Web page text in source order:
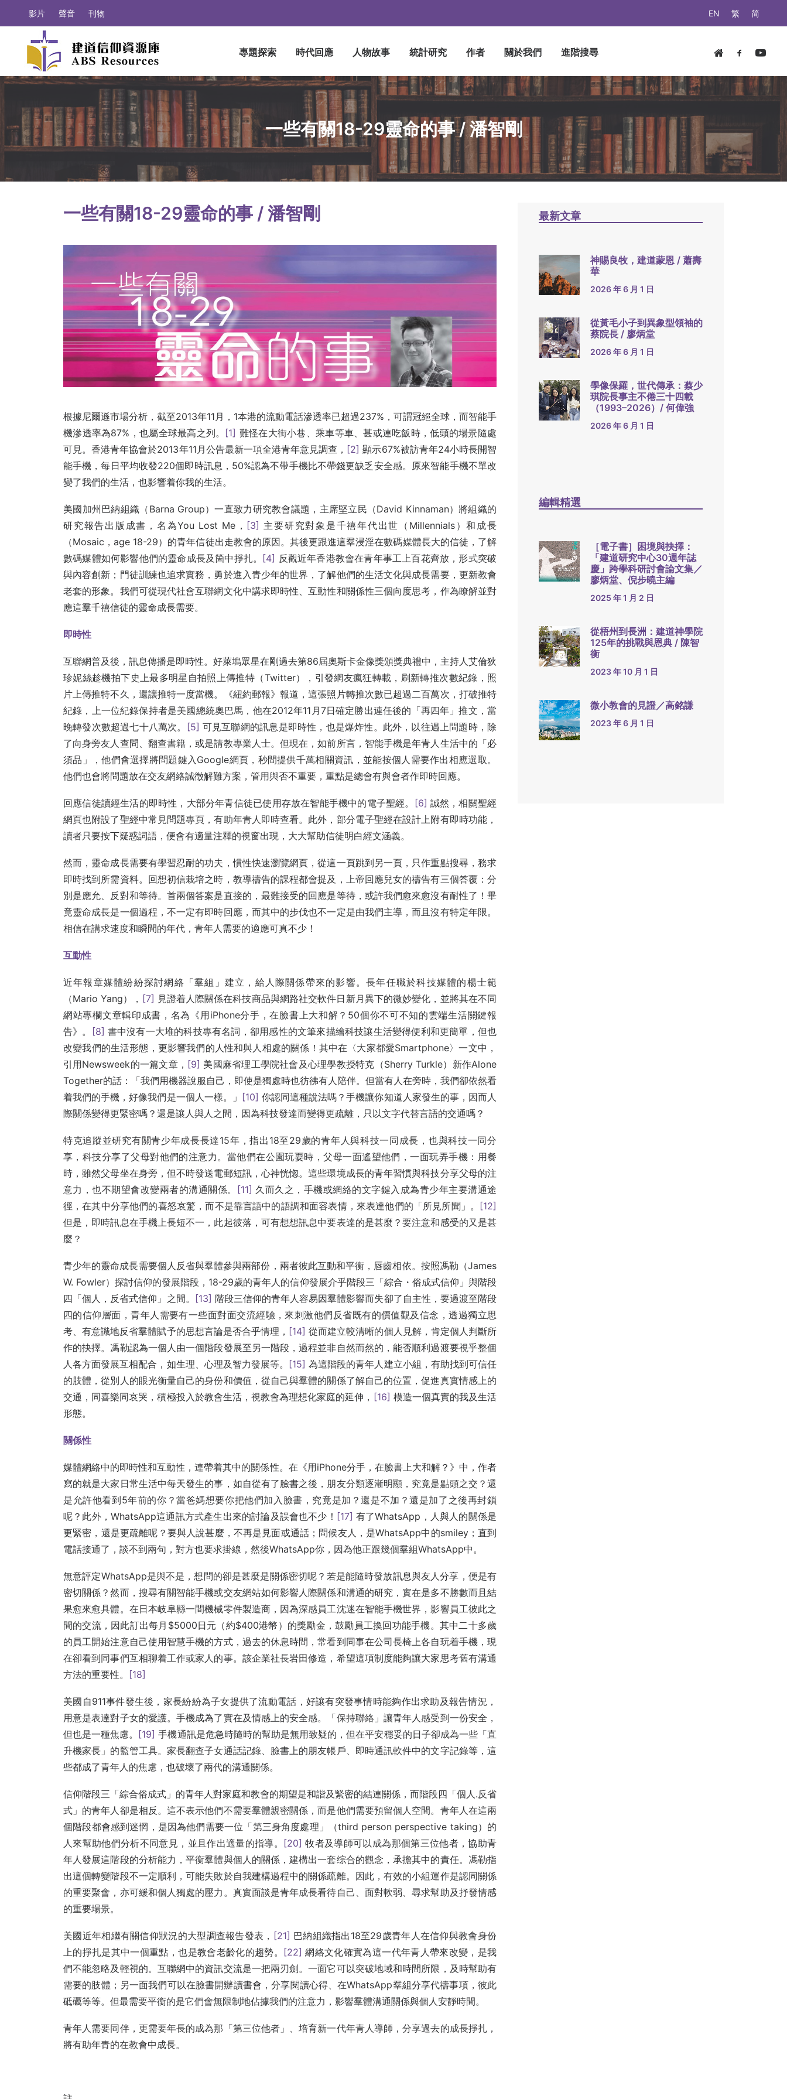
EN 繁 简
影片 聲音 刊物
專題探索 時代回應 人物故事 統計研究 作者 關於我們 進階搜尋
一些有關18-29靈命的事 / 潘智剛
一些有關18-29靈命的事 / 潘智剛
根據尼爾遜市場分析，截至2013年11月，1本港的流動電話滲透率已超過237%，可謂冠絕全球，而智能手
機滲透率為87%，也屬全球最高之列。
[1] 難怪在大街小巷、乘車等車、甚或連吃飯時，低頭的場景隨處
可見。香港青年協會於2013年11月公告最新一項全港青年意見調查， [2] 顯示67%被訪青年24小時長開智
能手機，每日平均收發220個即時訊息，50%認為不帶手機比不帶錢更缺乏安全感。原來智能手機不單改
變了我們的生活，也影響着你我的生活。
美國加州巴納組織（Barna Group）一直致力研究教會議題，主席堅立民（David Kinnaman）將組織的
研究報告出版成書，名為You Lost Me， [3] 主要研究對象是千禧年代出世（Millennials）和成長
（Mosaic，age 18-29）的青年信徒出走教會的原因。其後更跟進這羣浸淫在數碼媒體長大的信徒，了解
數碼媒體如何影響他們的靈命成長及箇中掙扎。
[4] 反觀近年香港教會在青年事工上百花齊放，形式突破
與內容創新；門徒訓練也追求實務，勇於進入青少年的世界，了解他們的生活文化與成長需要，更新教會
老套的形象。我們可從現代社會互聯網文化中講求即時性、互動性和關係性三個向度思考，作為瞭解並對
應這羣千禧信徒的靈命成長需要。
即時性
互聯網普及後，訊息傳播是即時性。好萊塢眾星在剛過去第86屆奧斯卡金像獎頒獎典禮中，主持人艾倫狄
珍妮絲趁機拍下史上最多明星自拍照上傳推特（Twitter），引發網友瘋狂轉載，刷新轉推次數紀錄，照
片上傳推特不久，還讓推特一度當機。《紐約郵報》報道，這張照片轉推次數已超過二百萬次，打破推特
紀錄，上一位紀錄保持者是美國總統奧巴馬，他在2012年11月7日確定勝出連任後的「再四年」推文，當
晚轉發次數超過七十八萬次。
[5] 可見互聯網的訊息是即時性，也是爆炸性。此外，以往遇上問題時，除
了向身旁友人查問、翻查書籍，或是請教專業人士。但現在，如前所言，智能手機是年青人生活中的「必
須品」，他們會選擇將問題鍵入Google網頁，秒間提供千萬相關資訊，並能按個人需要作出相應選取。
他們也會將問題放在交友網絡誠徵解難方案，管用與否不重要，重點是總會有與會者作即時回應。
回應信徒讀經生活的即時性，大部分年青信徒已使用存放在智能手機中的電子聖經。 [6] 誠然，相關聖經
網頁也附設了聖經中常見問題專頁，有助年青人即時查看。此外，部分電子聖經在設計上附有即時功能，
讀者只要按下疑惑詞語，便會有適量注釋的視窗出現，大大幫助信徒明白經文涵義。
然而，靈命成長需要有學習忍耐的功夫，慣性快速瀏覽網頁，從這一頁跳到另一頁，只作重點搜尋，務求
即時找到所需資料。回想初信栽培之時，教導禱告的課程都會提及，上帝回應兒女的禱告有三個答覆：分
別是應允、反對和等待。首兩個答案是直接的，最難接受的回應是等待，或許我們愈來愈沒有耐性了！畢
竟靈命成長是一個過程，不一定有即時回應，而其中的步伐也不一定是由我們主導，而且沒有特定年限。
相信在講求速度和瞬間的年代，青年人需要的適應可真不少！
互動性
近年報章媒體紛紛探討網絡「羣組」建立，給人際關係帶來的影響。長年任職於科技媒體的楊士範
（Mario Yang）， [7] 見證着人際關係在科技商品與網路社交軟件日新月異下的微妙變化，並將其在不同
網站專欄文章輯印成書，名為《用iPhone分手，在臉書上大和解？50個你不可不知的雲端生活關鍵報
告》。
[8] 書中沒有一大堆的科技專有名詞，卻用感性的文筆來描繪科技讓生活變得便利和更簡單，但也
改變我們的生活形態，更影響我們的人性和與人相處的關係！其中在〈大家都愛Smartphone〉一文中，
引用Newsweek的一篇文章， [9] 美國麻省理工學院社會及心理學教授特克（Sherry Turkle）新作Alone
Together的話：「我們用機器說服自己，即使是獨處時也彷彿有人陪伴。但當有人在旁時，我們卻依然看
着我們的手機，好像我們是一個人一樣。」 [10] 你認同這種說法嗎？手機讓你知道人家發生的事，因而人
際關係變得更緊密嗎？還是讓人與人之間，因為科技發達而變得更疏離，只以文字代替言語的交通嗎？
特克追蹤並研究有關青少年成長長達15年，指出18至29歲的青年人與科技一同成長，也與科技一同分
享，科技分享了父母對他們的注意力。當他們在公園玩耍時，父母一面遙望他們，一面玩弄手機：用餐
時，雖然父母坐在身旁，但不時發送電郵短訊，心神恍惚。這些環境成長的青年習慣與科技分享父母的注
意力，也不期望會改變兩者的溝通關係。
[11] 久而久之，手機或網絡的文字鍵入成為青少年主要溝通途
徑，在其中分享他們的喜怒哀驚，而不是靠言語中的語調和面容表情，來表達他們的「所見所聞」。
[12]
但是，即時訊息在手機上長短不一，此起彼落，可有想想訊息中要表達的是甚麼？要注意和感受的又是甚
麼？
青少年的靈命成長需要個人反省與羣體參與兩部份，兩者彼此互動和平衡，唇齒相依。按照馮勒（James
W. Fowler）探討信仰的發展階段，18-29歲的青年人的信仰發展介乎階段三「綜合・俗成式信仰」與階段
四「個人，反省式信仰」之間。
[13] 階段三信仰的青年人容易因羣體影響而失卻了自主性，要過渡至階段
四的信仰層面，青年人需要有一些面對面交流經驗，來刺激他們反省既有的價值觀及信念，透過獨立思
考、有意識地反省羣體賦予的思想言論是否合乎情理， [14] 從而建立較清晰的個人見解，肯定個人判斷所
作的抉擇。馮勒認為一個人由一個階段發展至另一階段，過程並非自然而然的，能否順利過渡要視乎整個
人各方面發展互相配合，如生理、心理及智力發展等。
[15] 為這階段的青年人建立小組，有助找到可信任
的肢體，從別人的眼光衡量自己的身份和價值，從自己與羣體的關係了解自己的位置，促進真實情感上的
交通，同喜樂同哀哭，積極投入於教會生活，視教會為理想化家庭的延伸， [16] 模造一個真實的我及生活
形態。
關係性
媒體網絡中的即時性和互動性，連帶着其中的關係性。在《用iPhone分手，在臉書上大和解？》中，作者
寫的就是大家日常生活中每天發生的事，如自從有了臉書之後，朋友分類逐漸明顯，究竟是點頭之交？還
是允許他看到5年前的你？當爸媽想要你把他們加入臉書，究竟是加？還是不加？還是加了之後再封鎖
呢？此外，WhatsApp這通訊方式產生出來的討論及誤會也不少！ [17] 有了WhatsApp，人與人的關係是
更緊密，還是更疏離呢？要與人說甚麼，不再是見面或通話；問候友人，是WhatsApp中的smiley；直到
電話接通了，談不到兩句，對方也要求掛線，然後WhatsApp你，因為他正跟幾個羣組WhatsApp中。
無意評定WhatsApp是與不是，想問的卻是甚麼是關係密切呢？若是能隨時發放訊息與友人分享，便是有
密切關係？然而，搜尋有關智能手機或交友網站如何影響人際關係和溝通的研究，實在是多不勝數而且結
果愈來愈具體。在日本岐阜縣一間機械零件製造商，因為深感員工沈迷在智能手機世界，影響員工彼此之
間的交流，因此訂出每月$5000日元（約$400港幣）的獎勵金，鼓勵員工換回功能手機。其中二十多歲
的員工開始注意自己使用智慧手機的方式，過去的休息時間，常看到同事在公司長椅上各自玩着手機，現
在卻看到同事們互相聊着工作或家人的事。該企業社長岩田修造，希望這項制度能夠讓大家思考舊有溝通
方法的重要性。
[18]
美國自911事件發生後，家長紛紛為子女提供了流動電話，好讓有突發事情時能夠作出求助及報告情況，
用意是表達對子女的愛護。手機成為了實在及情感上的安全感。「保持聯絡」讓青年人感受到一份安全，
但也是一種焦慮。
[19] 手機通訊是危急時隨時的幫助是無用致疑的，但在平安穩妥的日子卻成為一些「直
升機家長」的監管工具。家長翻查子女通話記錄、臉書上的朋友帳戶、即時通訊軟件中的文字記錄等，這
些都成了青年人的焦慮，也破壞了兩代的溝通關係。
信仰階段三「綜合俗成式」的青年人對家庭和教會的期望是和諧及緊密的結連關係，而階段四「個人.反省
式」的青年人卻是相反。這不表示他們不需要羣體親密關係，而是他們需要預留個人空間。青年人在這兩
個階段都會感到迷惘，是因為他們需要一位「第三身角度處理」（third person perspective taking）的
人來幫助他們分析不同意見，並且作出適量的指導。
[20] 牧者及導師可以成為那個第三位他者，協助青
年人發展這階段的分析能力，平衡羣體與個人的關係，建構出一套综合的觀念，承擔其中的責任。馮勒指
出這個轉變階段不一定順利，可能失敗於自我建構過程中的關係疏離。因此，有效的小組運作是認同關係
的重要聚會，亦可緩和個人獨處的壓力。真實面談是青年成長看待自己、面對軟弱、尋求幫助及抒發情感
的重要場景。
美國近年相繼有關信仰狀況的大型調查報告發表， [21] 巴納組織指出18至29歲青年人在信仰與教會身份
上的掙扎是其中一個重點，也是教會老齡化的趨勢。
[22] 網絡文化確實為這一代年青人帶來改變，是我
們不能忽略及輕視的。互聯網中的資訊交流是一把兩刃劍。一面它可以突破地域和時間所限，及時幫助有
需要的肢體；另一面我們可以在臉書開辦讀書會，分享閱讀心得、在WhatsApp羣組分享代禱事項，彼此
砥礪等等。但最需要平衡的是它們會無限制地佔據我們的注意力，影響羣體溝通關係與個人安靜時間。
青年人需要同伴，更需要年長的成為那「第三位他者」、培育新一代年青人導師，分享過去的成長掙扎，
將有助年青的在教會中成長。
最新文章
神賜良牧，建道蒙恩 / 蕭壽
華
2026 年 6 月 1 日
從黃毛小子到異象型領袖的
蔡院長 / 廖炳堂
2026 年 6 月 1 日
學像保羅，世代傳承：蔡少
琪院長事主不倦三十四載
（1993–2026）/ 何偉強
2026 年 6 月 1 日
編輯精選
［電子書］困境與抉擇：
「建道研究中心30週年誌
慶」跨學科研討會論文集／
廖炳堂、倪步曉主編
2025 年 1 月 2 日
從梧州到長洲：建道神學院
125年的挑戰與恩典 / 陳智
衡
2023 年 10 月 1 日
微小教會的見證／高銘謙
2023 年 6 月 1 日